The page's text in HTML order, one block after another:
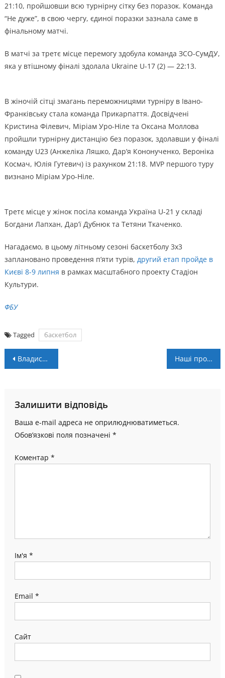
21:10, пройшовши всю турнірну сітку без поразок. Команда
“Не дуже”, в свою чергу, єдиної поразки зазнала саме в
фінальному матчі.
В матчі за третє місце перемогу здобула команда ЗСО-СумДУ,
яка у втішному фіналі здолала Ukraine U-17 (2) — 22:13.
В жіночій сітці змагань переможницями турніру в Івано-
Франківську стала команда Прикарпаття. Досвідчені
Кристина Філевич, Міріам Уро-Ніле та Оксана Моллова
пройшли турнірну дистанцію без поразок, здолавши у фіналі
команду U23 (Анжеліка Ляшко, Дар’я Кононученко, Вероніка
Космач, Юлія Гутевич) із рахунком 21:18. MVP першого туру
визнано Міріам Уро-Ніле.
Третє місце у жінок посіла команда Україна U-21 у складі
Богдани Лапхан, Дар’ї Дубнюк та Тетяни Ткаченко.
Нагадаємо, в цьому літньому сезоні баскетболу 3х3
заплановано проведення п’яти турів, другий етап пройде в
Києві 8-9 липня в рамках масштабного проекту Стадіон
Культури.
ФБУ
Tagged баскетбол
Навігація
Владислав Приймак – гравець ФК “Оболонь”! Наші профі. Трансфери: перші новачки “Прикарпаття”
Залишити відповідь
Ваша e-mail адреса не оприлюднюватиметься.
Обов’язкові поля позначені *
Коментар *
Ім'я *
Email *
Сайт